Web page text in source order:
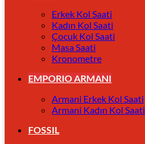
Erkek Kol Saati
Kadın Kol Saati
Çocuk Kol Saati
Masa Saati
Kronometre
EMPORIO ARMANI
Armani Erkek Kol Saati
Armani Kadın Kol Saati
FOSSIL